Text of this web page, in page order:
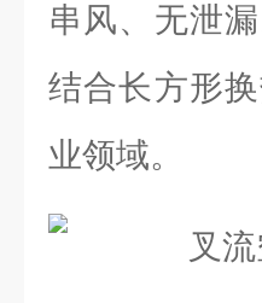
串风、无泄
结合长方形
业领域。